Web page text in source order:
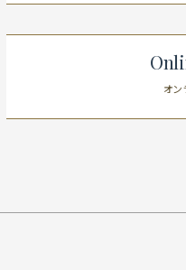
オン